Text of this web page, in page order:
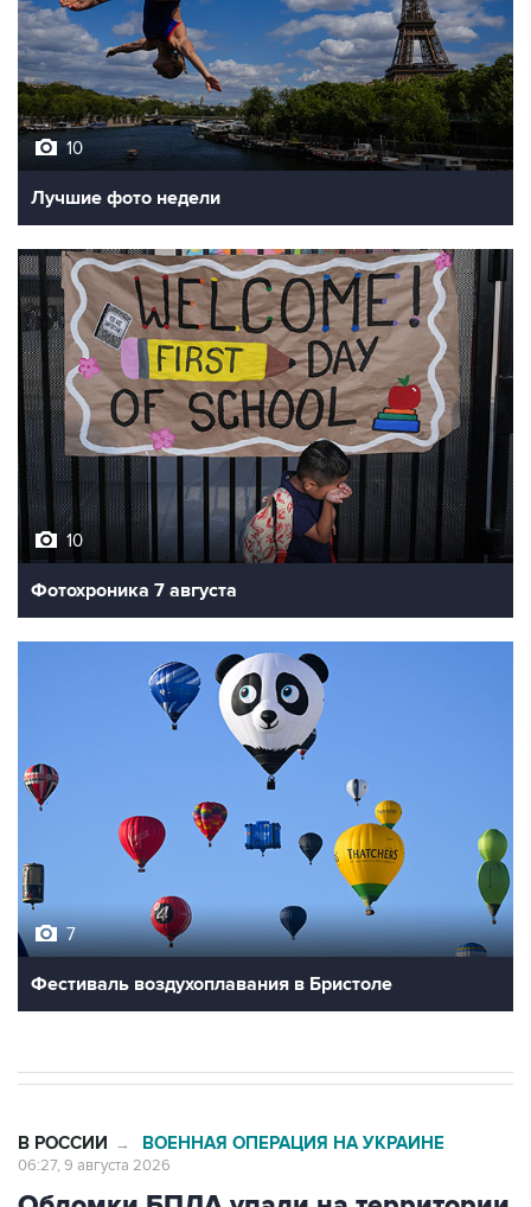
10
Лучшие фото недели
10
Фотохроника 7 августа
Фестиваль воздухоплавания в Бристоле
Обломки БПЛА упали на территории
двух предприятий в Новороссийске